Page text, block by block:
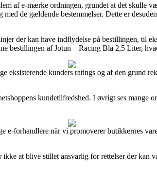
af e-mærke ordningen, grundet at det skulle
de gældende bestemmelser. Dette er
der kan have indflydelse på bestillingen, til
bestillingen af Jotun – Racing Blå 2,5 Liter,
kunders ratings og af den grund
kundetilfredshed. I øvrigt ses mange
forhandlere når vi promoverer butikkernes
at blive stillet ansvarlig for rettelser der kan